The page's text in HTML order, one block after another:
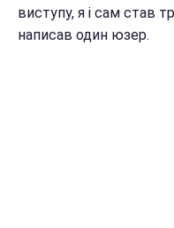
виступу, я і сам став
написав один юзер.